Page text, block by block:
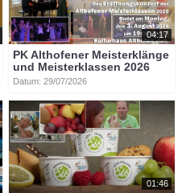
04:17
PK Althofener Meisterklänge
und Meisterklassen 2026
Datum: 29/07/2026
01:46